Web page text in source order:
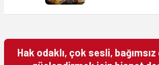
Hak odaklı, çok sesli,